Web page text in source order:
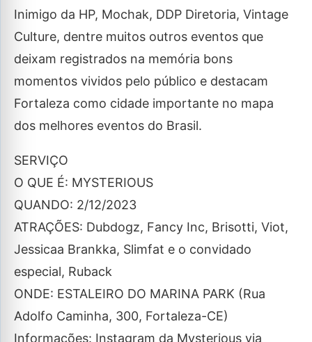
Inimigo da HP, Mochak, DDP Diretoria, Vintage
Culture, dentre muitos outros eventos que
deixam registrados na memória bons
momentos vividos pelo público e destacam
Fortaleza como cidade importante no mapa
dos melhores eventos do Brasil.
SERVIÇO
O QUE É: MYSTERIOUS
QUANDO: 2/12/2023
ATRAÇÕES: Dubdogz, Fancy Inc, Brisotti, Viot,
Jessicaa Brankka, Slimfat e o convidado
especial, Ruback
ONDE: ESTALEIRO DO MARINA PARK (Rua
Adolfo Caminha, 300, Fortaleza-CE)
Informações: Instagram da Mysterious via